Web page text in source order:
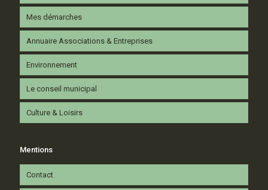
Mes démarches
Annuaire Associations & Entreprises
Environnement
Le conseil municipal
Culture & Loisirs
Mentions
Contact